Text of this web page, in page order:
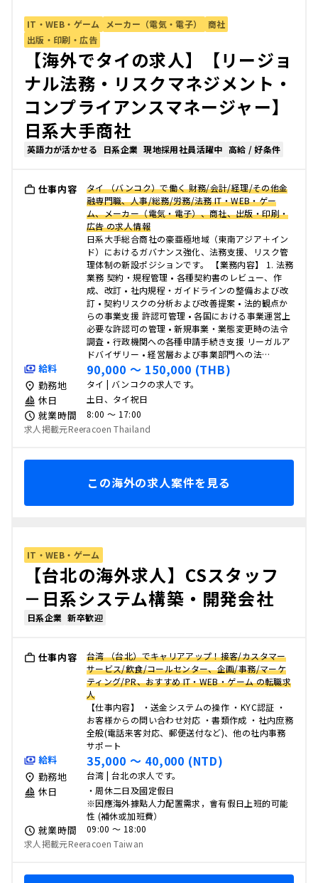
IT・WEB・ゲーム メーカー（電気・電子）
商社
出版・印刷・広告
【海外でタイの求人】【リージョ
ナル法務・リスクマネジメント・
コンプライアンスマネージャー】
日系大手商社
英語力が活かせる 日系企業 現地採用社員活躍中 高給 / 好条件
仕事内容
タイ （バンコク）で働く 財務/会計/経理/その他金
融専門職、人事/総務/労務/法務 IT・WEB・ゲー
ム、メーカー（電気・電子）、商社、出版・印刷・
広告 の求人情報
日系大手総合商社の豪亜極地域（東南アジア＋イン
ド）におけるガバナンス強化、法務支援、リスク管
理体制の新設ポジションです。 【業務内容】 1. 法務
業務 契約・規程管理 • 各種契約書のレビュー、作
成、改訂 • 社内規程・ガイドラインの整備および改
訂 • 契約リスクの分析および改善提案 • 法的観点か
らの事業支援 許認可管理 • 各国における事業運営上
必要な許認可の管理 • 新規事業・業態変更時の法令
調査 • 行政機関への各種申請手続き支援 リーガルア
ドバイザリー • 経営層および事業部門への法…
給料 90,000 〜 150,000 (THB)
勤務地 タイ | バンコクの求人です。
休日 土日、タイ祝日
就業時間
8:00 〜 17:00
求人掲載元Reeracoen Thailand
この海外の求人案件を見る
IT・WEB・ゲーム
【台北の海外求人】CSスタッフ
－日系システム構築・開発会社
日系企業 新卒歓迎
仕事内容
台湾 （台北）でキャリアアップ！接客/カスタマー
サービス/飲食/コールセンター、企画/事務/マーケ
ティング/PR、おすすめ IT・WEB・ゲーム の転職求
人
【仕事内容】 ・送金システムの操作 ・KYC認証 ・
お客様からの問い合わせ対応 ・書類作成 ・社内庶務
全般(電話来客対応、郵便送付など)、他の社内事務
サポート
給料 35,000 〜 40,000 (NTD)
勤務地 台湾 | 台北の求人です。
休日
・周休二日及國定假日
※因應海外據點人力配置需求，會有假日上班的可能
性 (補休或加班費）
就業時間
09:00 〜 18:00
求人掲載元Reeracoen Taiwan